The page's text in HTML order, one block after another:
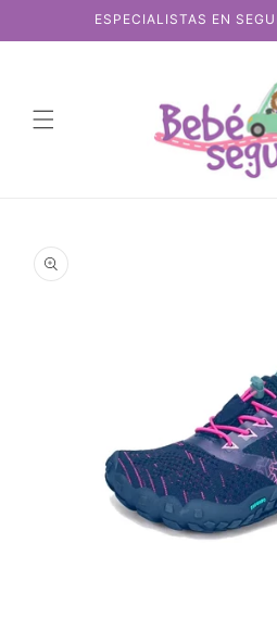
directamente
al contenido
ESPECIALISTAS EN
a la
información